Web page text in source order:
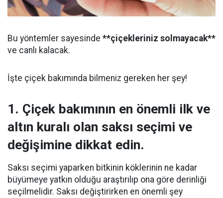
Bu yöntemler sayesinde **çiçekleriniz solmayacak**
ve canlı kalacak.
İşte çiçek bakımında bilmeniz gereken her şey!
1. Çiçek bakımının en önemli ilk ve
altın kuralı olan saksı seçimi ve
değişimine dikkat edin.
Saksı seçimi yaparken bitkinin köklerinin ne kadar
büyümeye yatkın olduğu araştırılıp ona göre derinliği
seçilmelidir. Saksı değiştirirken en önemli şey